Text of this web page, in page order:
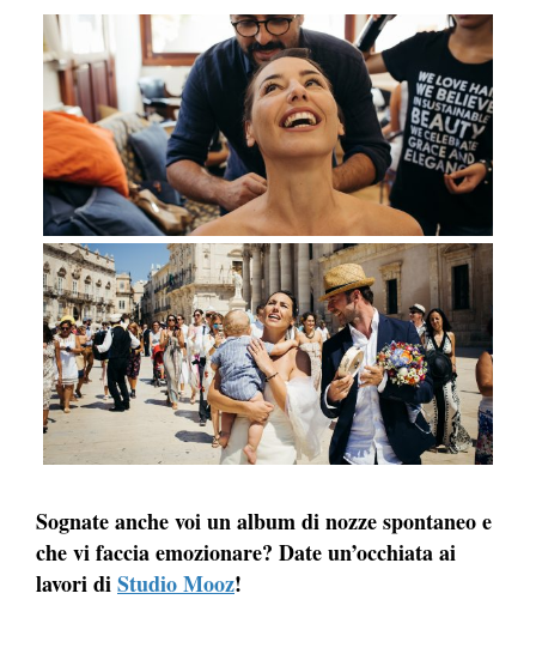
Sognate anche voi un album di nozze spontaneo e
che vi faccia emozionare? Date un’occhiata ai
lavori diStudio Mooz!